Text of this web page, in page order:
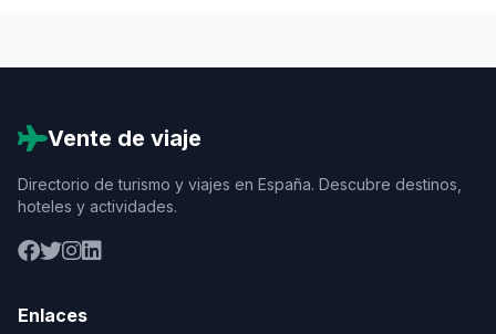
Vente de viaje
Directorio de turismo y viajes en España. Descubre destinos,
hoteles y actividades.
Enlaces